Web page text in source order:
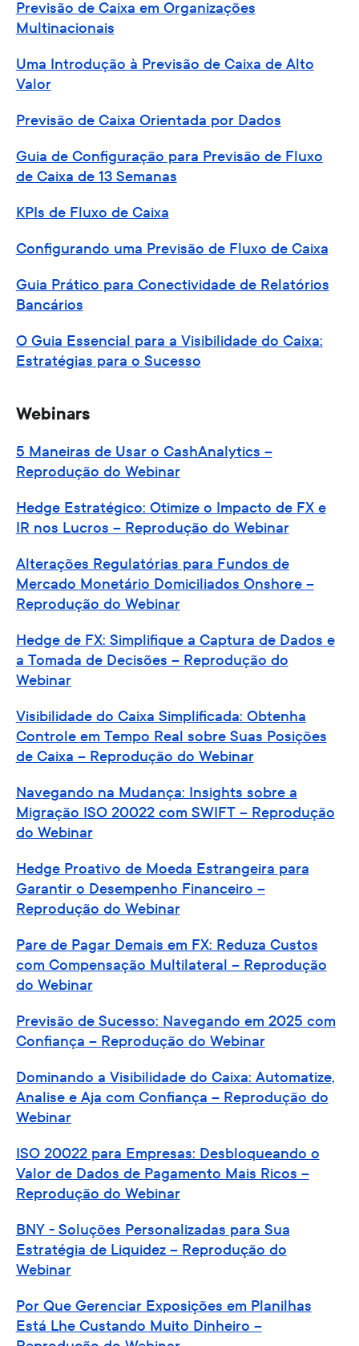
Previsão de Caixa em Organizações
Multinacionais
Uma Introdução à Previsão de Caixa de Alto
Valor
Previsão de Caixa Orientada por Dados
Guia de Configuração para Previsão de Fluxo
de Caixa de 13 Semanas
KPIs de Fluxo de Caixa
Configurando uma Previsão de Fluxo de Caixa
Guia Prático para Conectividade de Relatórios
Bancários
O Guia Essencial para a Visibilidade do Caixa:
Estratégias para o Sucesso
Webinars
5 Maneiras de Usar o CashAnalytics –
Reprodução do Webinar
Hedge Estratégico: Otimize o Impacto de FX e
IR nos Lucros – Reprodução do Webinar
Alterações Regulatórias para Fundos de
Mercado Monetário Domiciliados Onshore –
Reprodução do Webinar
Hedge de FX: Simplifique a Captura de Dados e
a Tomada de Decisões – Reprodução do
Webinar
Visibilidade do Caixa Simplificada: Obtenha
Controle em Tempo Real sobre Suas Posições
de Caixa – Reprodução do Webinar
Navegando na Mudança: Insights sobre a
Migração ISO 20022 com SWIFT – Reprodução
do Webinar
Hedge Proativo de Moeda Estrangeira para
Garantir o Desempenho Financeiro –
Reprodução do Webinar
Pare de Pagar Demais em FX: Reduza Custos
com Compensação Multilateral – Reprodução
do Webinar
Previsão de Sucesso: Navegando em 2025 com
Confiança – Reprodução do Webinar
Dominando a Visibilidade do Caixa: Automatize,
Analise e Aja com Confiança – Reprodução do
Webinar
ISO 20022 para Empresas: Desbloqueando o
Valor de Dados de Pagamento Mais Ricos –
Reprodução do Webinar
BNY - Soluções Personalizadas para Sua
Estratégia de Liquidez – Reprodução do
Webinar
Por Que Gerenciar Exposições em Planilhas
Está Lhe Custando Muito Dinheiro –